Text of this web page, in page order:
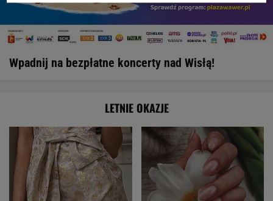
Wpadnij na bezpłatne koncerty nad Wisłą!
LETNIE OKAZJE